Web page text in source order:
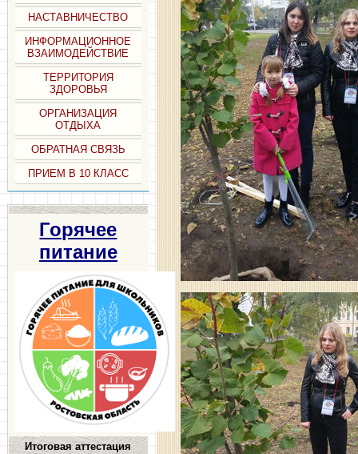
НАСТАВНИЧЕСТВО
ИНФОРМАЦИОННОЕ
ВЗАИМОДЕЙСТВИЕ
ТЕРРИТОРИЯ
ЗДОРОВЬЯ
ОРГАНИЗАЦИЯ
ОТДЫХА
ОБРАТНАЯ СВЯЗЬ
ПРИЕМ В 10 КЛАСС
Горячее
питание
Итоговая аттестация